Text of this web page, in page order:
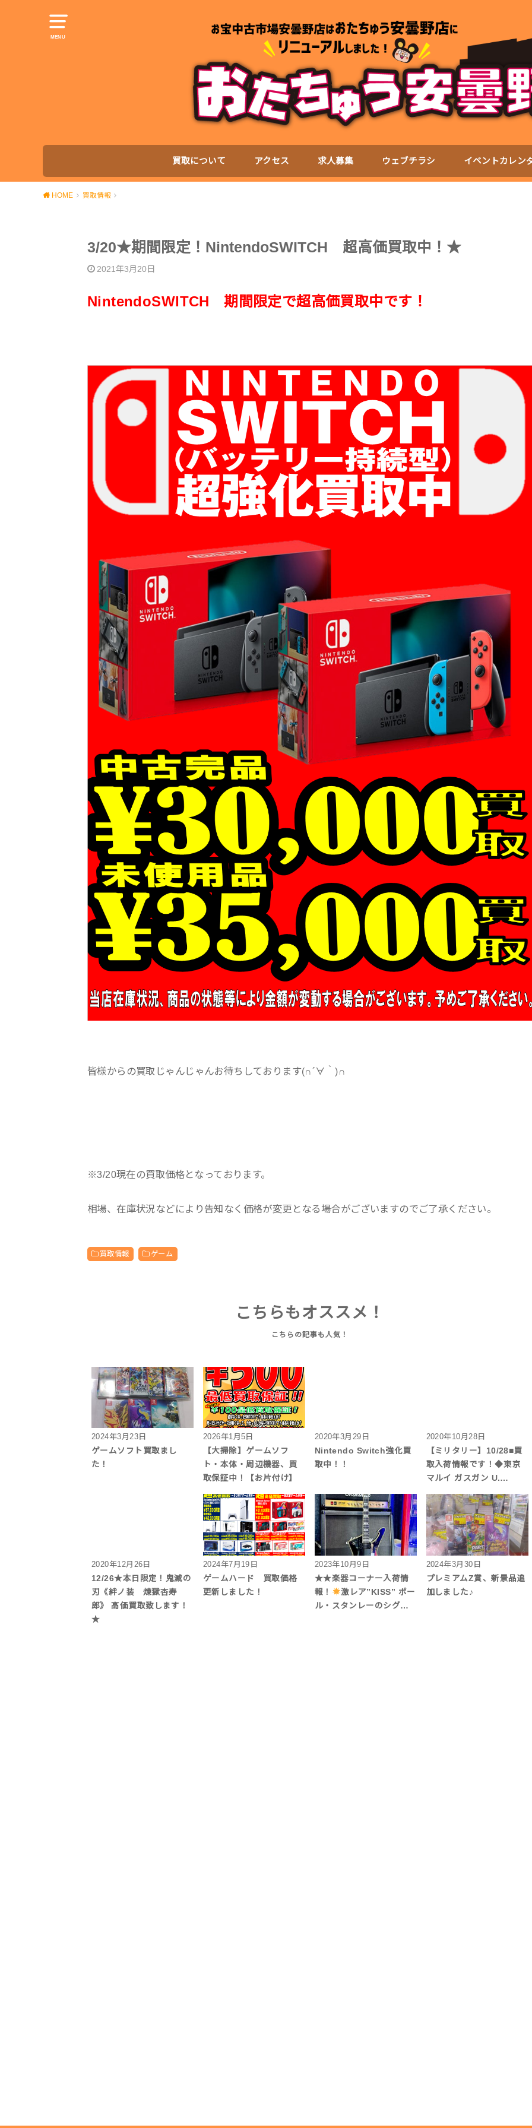
MENU
買取について アクセス 求人募集 ウェブチラシ イベントカレン
HOME 買取情報
3/20★期間限定！NintendoSWITCH 超高価買取中！★
2021年3月20日
NintendoSWITCH 期間限定で超高価買取中です！
皆様からの買取じゃんじゃんお待ちしております(∩´∀｀)∩
※3/20現在の買取価格となっております。
相場、在庫状況などにより告知なく価格が変更となる場合がございますのでご了承ください。
買取情報 ゲーム
こちらもオススメ！
2024年3月23日
ゲームソフト買取まし
た！
2026年1月5日
【大掃除】ゲームソフ
ト・本体・周辺機器、買
取保証中！【お片付け】
2020年3月29日
Nintendo Switch強化買
取中！！
2020年10月28日
【ミリタリー】10/28■買
取入荷情報です！◆東京
マルイ ガスガン U.…
2020年12月26日
12/26★本日限定！鬼滅の
刃《絆ノ装 煉獄杏寿
郎》 高価買取致します！
★
2024年7月19日
ゲームハード 買取価格
更新しました！
2023年10月9日
★★楽器コーナー入荷情
報！
激レア”KISS” ポー
ル・スタンレーのシグ…
2024年3月30日
プレミアムZ賞、新景品追
加しました♪